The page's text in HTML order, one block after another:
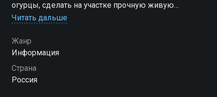
огурцы, сделать на участке прочную живую
изгородь, нужно не просто желание, а научный
Читать дальше
Жанр
Информация
Страна
Россия